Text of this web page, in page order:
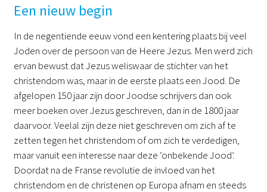
Een nieuw begin
In de negentiende eeuw vond een kentering plaats bij veel
Joden over de persoon van de Heere Jezus. Men werd zich
ervan bewust dat Jezus weliswaar de stichter van het
christendom was, maar in de eerste plaats een Jood. De
afgelopen 150 jaar zijn door Joodse schrijvers dan ook
meer boeken over Jezus geschreven, dan in de 1800 jaar
daarvoor. Veelal zijn deze niet geschreven om zich af te
zetten tegen het christendom of om zich te verdedigen,
maar vanuit een interesse naar deze ‘onbekende Jood’.
Doordat na de Franse revolutie de invloed van het
christendom en de christenen op Europa afnam en steeds